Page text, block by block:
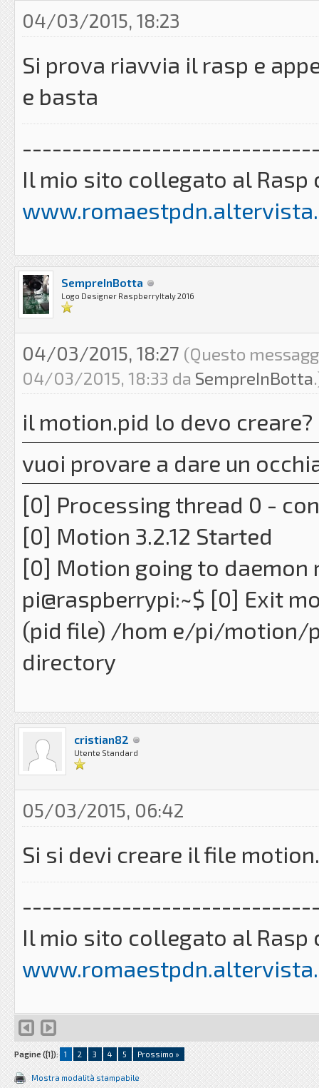
04/03/2015, 18:23
Si prova riavvia il rasp e
e basta
Il mio sito collegato al Rasp
SempreInBotta
Logo Designer RaspberryItaly 2016
04/03/2015, 18:27 (Questo
04/03/2015, 18:33 da SempreInBotta
il motion.pid lo devo
vuoi provare a dare un
[0] Processing thread 0 -
[0] Motion 3.2.12 Started
[0] Motion going to daemon
pi@raspberrypi:~$ [0] Exit
(pid file) /hom e/pi/motion/
directory
cristian82
Utente Standard
05/03/2015, 06:42
Si si devi creare il file
Il mio sito collegato al Rasp
Pagine ({1}): 1 2 3 4 5 Prossimo »
Mostra modalità stampabile